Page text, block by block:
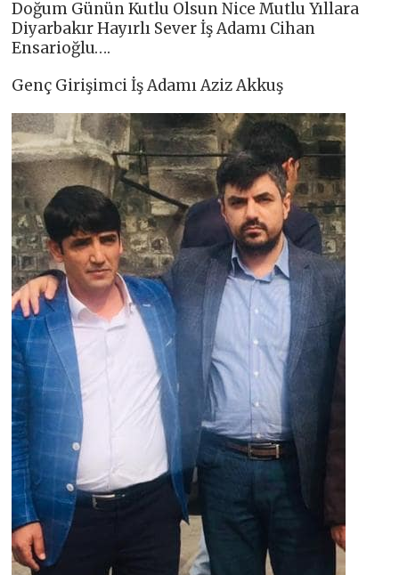
Doğum Günün Kutlu Olsun Nice Mutlu Yıllara
Diyarbakır Hayırlı Sever İş Adamı Cihan
Ensarioğlu….
Genç Girişimci İş Adamı Aziz Akkuş